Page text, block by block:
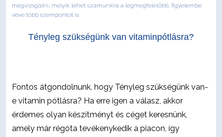
megvizsgálni, melyik lehet számunkra a legmegfelelőbb, figyelembe
véve több szempontot is.
Tényleg szükségünk van vitaminpótlásra?
Fontos átgondolnunk, hogy Tényleg szükségünk van-
e vitamin pótlásra? Ha erre igen a válasz, akkor
érdemes olyan készítményt és céget keresnünk,
amely már régóta tevékenykedik a piacon, így